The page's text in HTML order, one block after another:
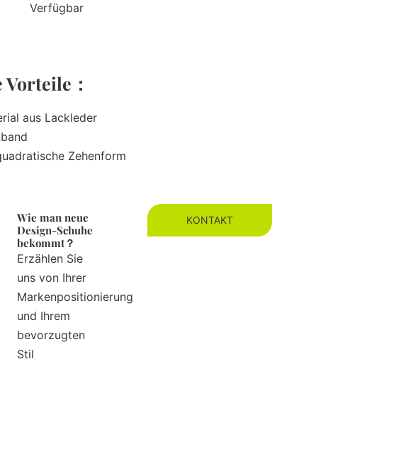
Verfügbar
：
aus Lackleder
Zehenform
Wie man neue
Design-Schuhe
bekommt？
Erzählen Sie
uns von Ihrer
Markenpositionierung
und Ihrem
bevorzugten
Stil
KONTAKT